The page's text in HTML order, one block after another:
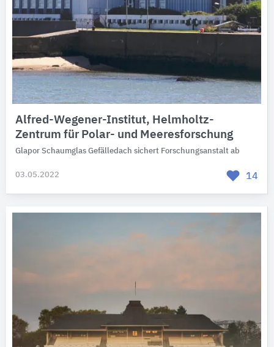
Alfred-Wegener-Institut, Helmholtz-
Zentrum für Polar- und Meeresforschung
Glapor Schaumglas Gefälledach sichert Forschungsanstalt ab
03.05.2022 14